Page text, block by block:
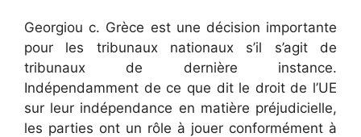
Georgiou c. Grèce est une décision importante
pour les tribunaux nationaux s’il s’agit de
tribunaux de dernière instance.
Indépendamment de ce que dit le droit de l’UE
sur leur indépendance en matière préjudicielle,
les parties ont un rôle à jouer conformément à